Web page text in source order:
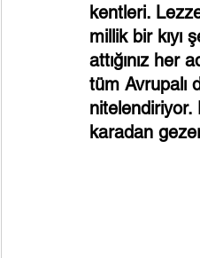
kentleri.
millik bir
attığınız her
tüm Avrupalı
nitelendiriyor.
karadan